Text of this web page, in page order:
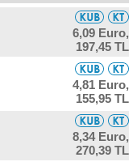
6,09 Euro,
197,45 TL
4,81 Euro,
155,95 TL
8,34 Euro,
270,39 TL